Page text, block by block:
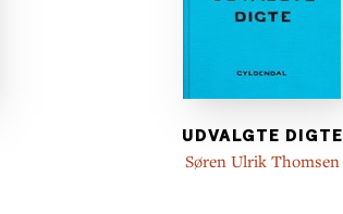
UDVALGTE DIGTE
Søren Ulrik Thomsen